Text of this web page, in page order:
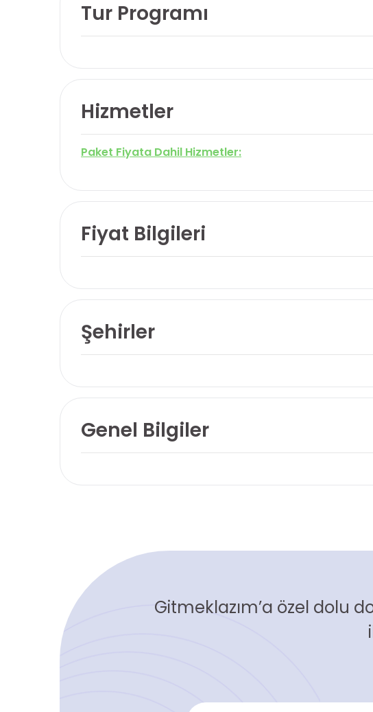
Tur Programı
Hizmetler
Paket Fiyata Dahil Hizmetler:
Fiyat Bilgileri
Şehirler
Genel Bilgiler
Gitmeklazım’a özel dolu